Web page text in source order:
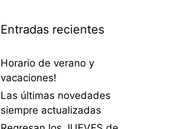
Entradas recientes
Horario de verano y
vacaciones!
Las últimas novedades
siempre actualizadas